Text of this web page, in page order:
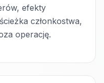
efekty
członkostwa,
operację.